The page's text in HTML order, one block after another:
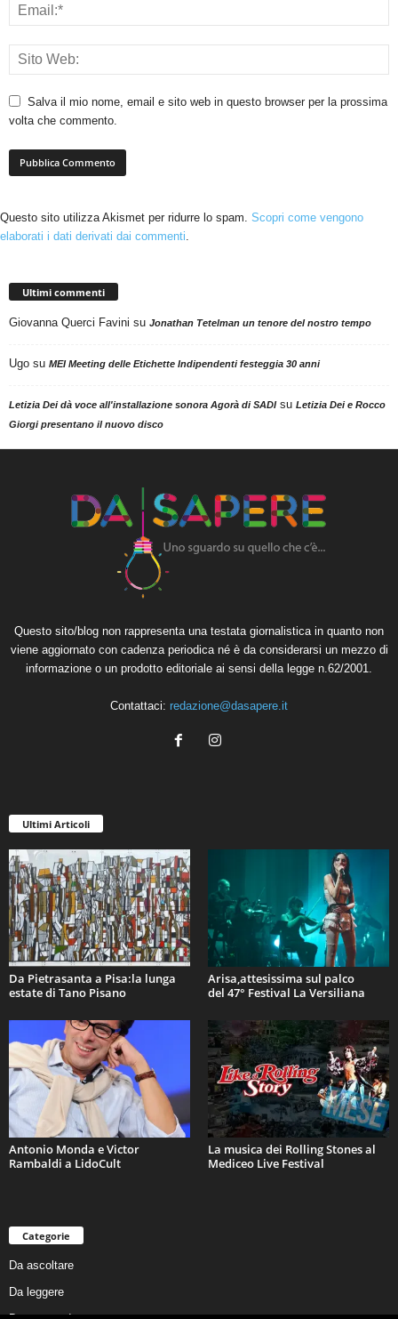
Salva il mio nome, email e sito web in questo browser per la prossima
volta che commento.
Questo sito utilizza Akismet per ridurre lo spam. Scopri come vengono
elaborati i dati derivati dai commenti.
Ultimi commenti
Giovanna Querci Favini su Jonathan Tetelman un tenore del nostro tempo
Ugo su MEI Meeting delle Etichette Indipendenti festeggia 30 anni
Letizia Dei dà voce all'installazione sonora Agorà di SADIsu Letizia Dei e Rocco
Giorgi presentano il nuovo disco
Questo sito/blog non rappresenta una testata giornalistica in quanto non
viene aggiornato con cadenza periodica né è da considerarsi un mezzo di
informazione o un prodotto editoriale ai sensi della legge n.62/2001.
Contattaci: redazione@dasapere.it
Ultimi Articoli
Da Pietrasanta a Pisa:la lunga
estate di Tano Pisano
Arisa,attesissima sul palco
del 47° Festival La Versiliana
Antonio Monda e Victor
Rambaldi a LidoCult
La musica dei Rolling Stones al
Mediceo Live Festival
Categorie
Da ascoltare
Da leggere